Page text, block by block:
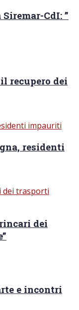
CdI: ”
recupero dei
residenti
dei
e incontri